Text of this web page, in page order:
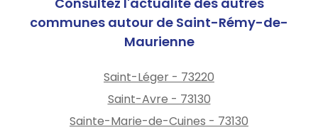
communes autour de Saint-Rémy-de-
Maurienne
Saint-Léger - 73220
Saint-Avre - 73130
Sainte-Marie-de-Cuines - 73130